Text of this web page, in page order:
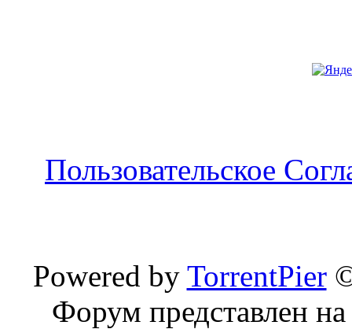
Пользовательское
Powered by TorrentPier
Форум представлен